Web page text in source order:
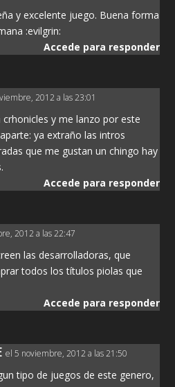
y excelente juego. Buena forma
:evilgrin:
Accede para responder
2012 a las 23:01
y me lanzo por este
ya extraño las intros
que me gustan un chingo hay
Accede para responder
2012 a las 22:47
las desarrolladoras, que
todos los títulos piolas que
Accede para responder
el 5 noviembre, 2012 a las 21:50
tipo de juegos de este genero,